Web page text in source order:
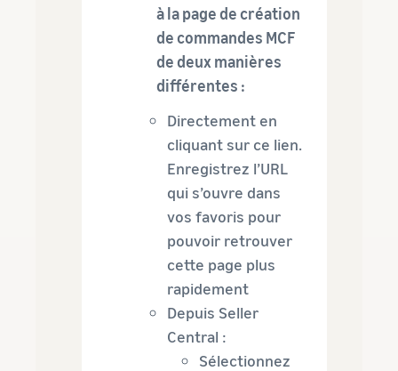
à la page de création
de commandes MCF
de deux manières
différentes :
Directement en
cliquant sur ce lien.
Enregistrez l’URL
qui s’ouvre dans
vos favoris pour
pouvoir retrouver
cette page plus
rapidement
Depuis Seller
Central :
Sélectionnez